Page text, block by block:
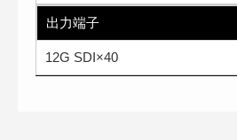
出力端子
12G SDI×40